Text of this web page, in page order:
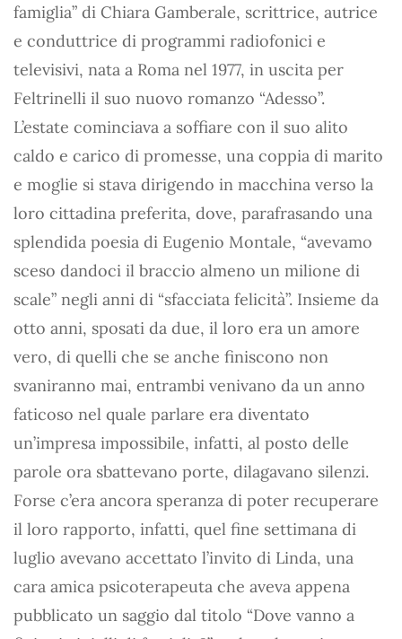
famiglia” di Chiara Gamberale, scrittrice, autrice
e conduttrice di programmi radiofonici e
televisivi, nata a Roma nel 1977, in uscita per
Feltrinelli il suo nuovo romanzo “Adesso”.
L’estate cominciava a soffiare con il suo alito
caldo e carico di promesse, una coppia di marito
e moglie si stava dirigendo in macchina verso la
loro cittadina preferita, dove, parafrasando una
splendida poesia di Eugenio Montale, “avevamo
sceso dandoci il braccio almeno un milione di
scale” negli anni di “sfacciata felicità”. Insieme da
otto anni, sposati da due, il loro era un amore
vero, di quelli che se anche finiscono non
svaniranno mai, entrambi venivano da un anno
faticoso nel quale parlare era diventato
un’impresa impossibile, infatti, al posto delle
parole ora sbattevano porte, dilagavano silenzi.
Forse c’era ancora speranza di poter recuperare
il loro rapporto, infatti, quel fine settimana di
luglio avevano accettato l’invito di Linda, una
cara amica psicoterapeuta che aveva appena
pubblicato un saggio dal titolo “Dove vanno a